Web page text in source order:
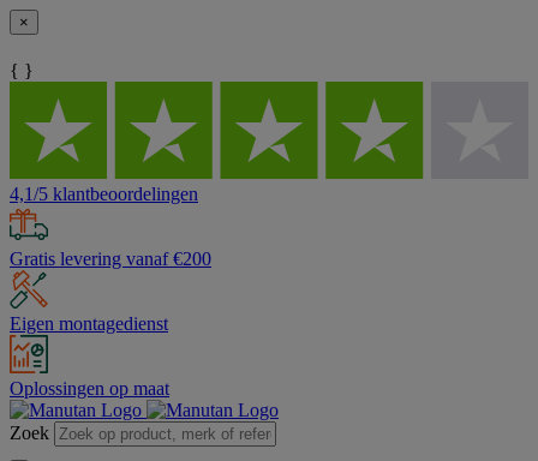
×
{ }
4,1/5 klantbeoordelingen
Gratis levering vanaf €200
Eigen montagedienst
Oplossingen op maat
Zoek